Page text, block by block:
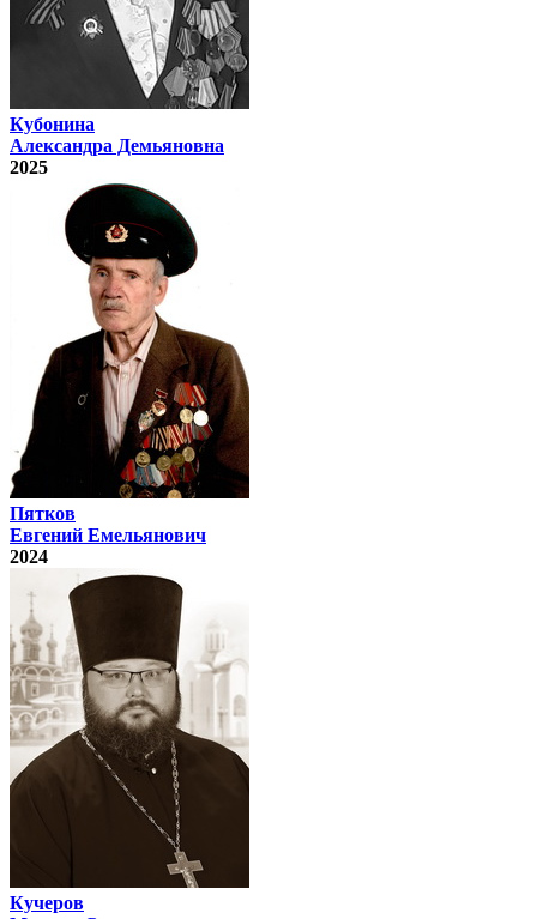
Кубонина
Александра Демьяновна
2025
Пятков
Евгений Емельянович
2024
Кучеров